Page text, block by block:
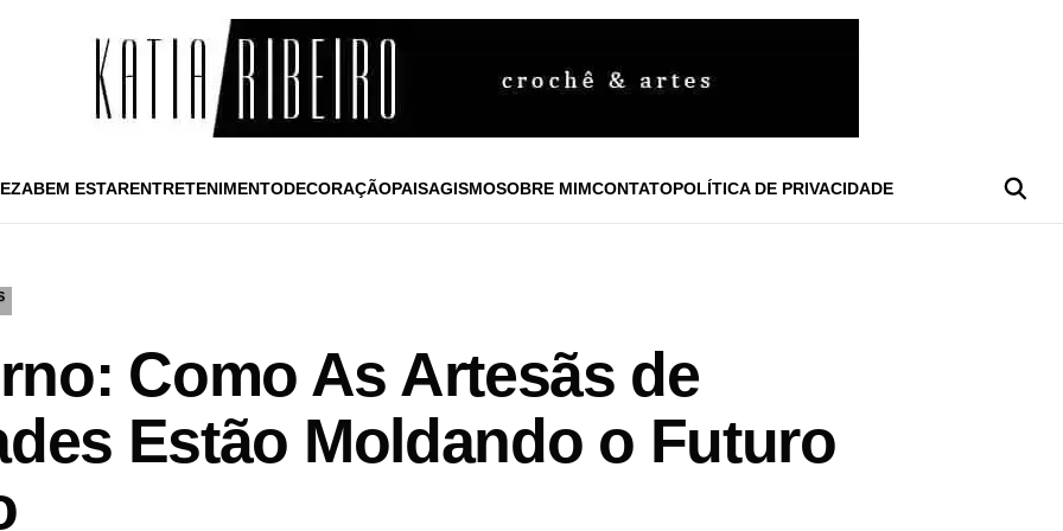
BEM ESTARENTRETENIMENTODECORAÇÃOPAISAGISMOSOBRE MIMCONTATOPOLÍTICA DE PRIVACIDADE
Como As Artesãs de
Estão Moldando o Futuro